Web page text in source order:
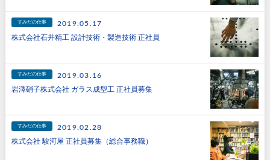
すみだの仕事
2019.05.17
株式会社石井精工 設計技術・製造技術 正社員
すみだの仕事
2019.03.16
岩澤硝子株式会社 ガラス成型工 正社員募集
すみだの仕事
2019.02.28
株式会社 駿河屋 正社員募集（総合事務職）